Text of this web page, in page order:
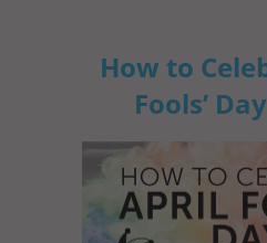
How to
Fools’